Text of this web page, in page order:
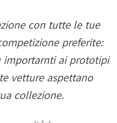
con tutte le tue
preferite:
ai prototipi
vetture aspettano
collezione.